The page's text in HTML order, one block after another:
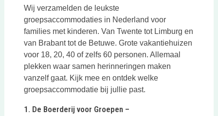
Wij verzamelden de leukste
groepsaccommodaties in Nederland voor
families met kinderen. Van Twente tot Limburg en
van Brabant tot de Betuwe. Grote vakantiehuizen
voor 18, 20, 40 of zelfs 60 personen. Allemaal
plekken waar samen herinneringen maken
vanzelf gaat. Kijk mee en ontdek welke
groepsaccommodatie bij jullie past.
1. De Boerderij voor Groepen –